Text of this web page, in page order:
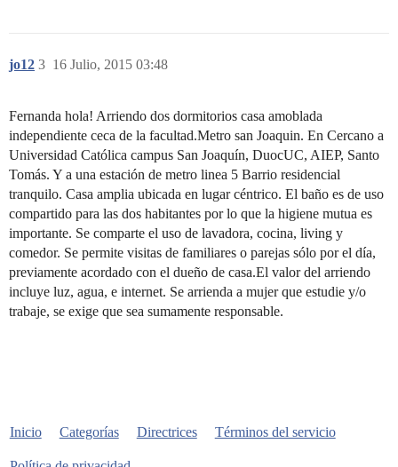
jo12 16 Julio, 2015 03:48
3
Fernanda hola! Arriendo dos dormitorios casa amoblada
independiente ceca de la facultad.Metro san Joaquin. En Cercano a
Universidad Católica campus San Joaquín, DuocUC, AIEP, Santo
Tomás. Y a una estación de metro linea 5 Barrio residencial
tranquilo. Casa amplia ubicada en lugar céntrico. El baño es de uso
compartido para las dos habitantes por lo que la higiene mutua es
importante. Se comparte el uso de lavadora, cocina, living y
comedor. Se permite visitas de familiares o parejas sólo por el día,
previamente acordado con el dueño de casa.El valor del arriendo
incluye luz, agua, e internet. Se arrienda a mujer que estudie y/o
trabaje, se exige que sea sumamente responsable.
Inicio Categorías Directrices Términos del servicio